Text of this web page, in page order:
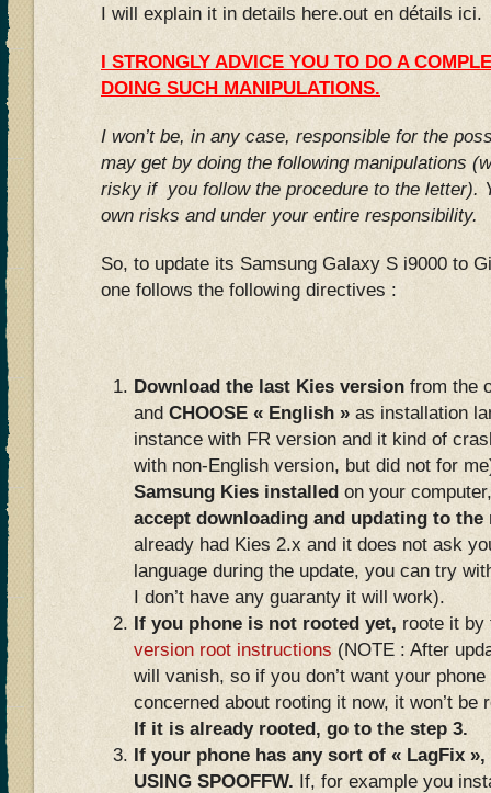
I will explain it in details here.out en détails ici.
I STRONGLY ADVICE YOU TO DO A
DOING SUCH MANIPULATIONS.
I won’t be, in any case, responsible for the
may get by doing the following manipulations
risky if you follow the procedure to the letter).
own risks and under your entire responsibility.
So, to update its Samsung Galaxy S i9000 to
one follows the following directives :
Download the last Kies version from the
and CHOOSE « English » as installation
instance with FR version and it kind of
with non-English version, but did not for
Samsung Kies installed on your
accept downloading and updating to the
already had Kies 2.x and it does not ask
language during the update, you can try
I don’t have any guaranty it will work).
If you phone is not rooted yet, roote it
version root instructions (NOTE : After
will vanish, so if you don’t want your phone
concerned about rooting it now, it won’t be
If it is already rooted, go to the step 3.
If your phone has any sort of « LagFix »,
USING SPOOFFW. If, for example you